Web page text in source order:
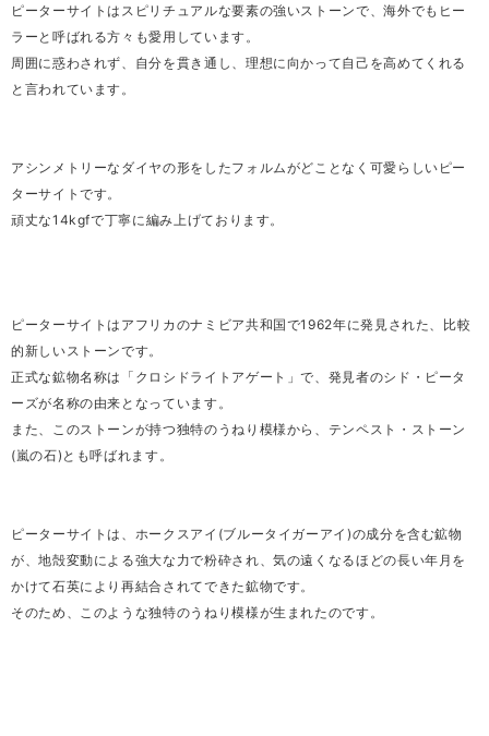
ピーターサイトはスピリチュアルな要素の強いストーンで、海外でもヒー
ラーと呼ばれる方々も愛用しています。
周囲に惑わされず、自分を貫き通し、理想に向かって自己を高めてくれる
と言われています。
アシンメトリーなダイヤの形をしたフォルムがどことなく可愛らしいピー
ターサイトです。
頑丈な14kgfで丁寧に編み上げております。
ピーターサイトはアフリカのナミビア共和国で1962年に発見された、比較
的新しいストーンです。
正式な鉱物名称は「クロシドライトアゲート」で、発見者のシド・ピータ
ーズが名称の由来となっています。
また、このストーンが持つ独特のうねり模様から、テンペスト・ストーン
(嵐の石)とも呼ばれます。
ピーターサイトは、ホークスアイ(ブルータイガーアイ)の成分を含む鉱物
が、地殻変動による強大な力で粉砕され、気の遠くなるほどの長い年月を
かけて石英により再結合されてできた鉱物です。
そのため、このような独特のうねり模様が生まれたのです。